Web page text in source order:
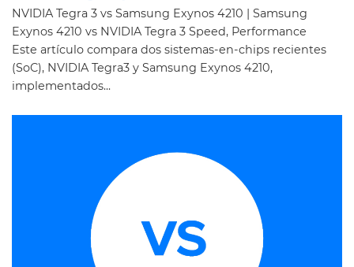
NVIDIA Tegra 3 vs Samsung Exynos 4210 | Samsung
Exynos 4210 vs NVIDIA Tegra 3 Speed, Performance
Este artículo compara dos sistemas-en-chips recientes
(SoC), NVIDIA Tegra3 y Samsung Exynos 4210,
implementados...